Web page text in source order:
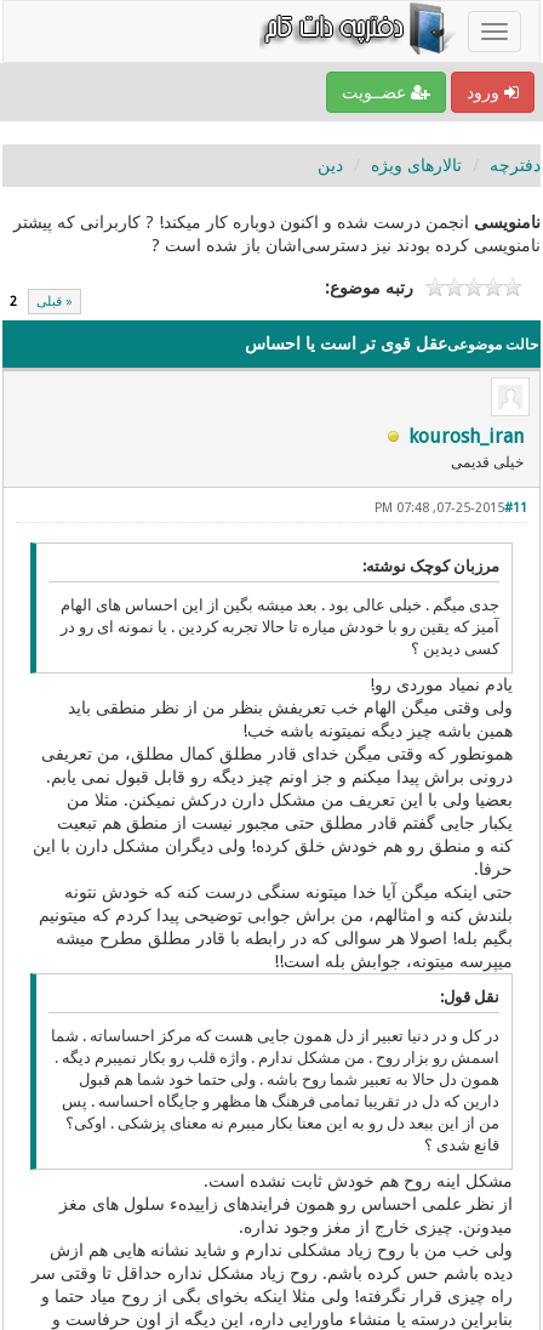
ورود عضــویت
دفترچه تالارهای ویژه دین
نامنویسی انجمن درست شده و اکنون دوباره کار میکند! ? کاربرانی که پیشتر
نامنویسی کرده بودند نیز دسترسی‌اشان باز شده است ?
« قبلی 2
رتبه موضوع:
حالت موضوعیعقل قوی تر است یا احساس
kourosh_iran
خیلی قدیمی
#11
07-25-2015, 07:48 PM
مرزبان کوچک نوشته:
جدی میگم . خیلی عالی بود . بعد میشه بگین از این احساس های الهام
آمیز که یقین رو با خودش میاره تا حالا تجربه کردین . یا نمونه ای رو در
کسی دیدین ؟
یادم نمیاد موردی رو!
ولی وقتی میگن الهام خب تعریفش بنظر من از نظر منطقی باید
همین باشه چیز دیگه نمیتونه باشه خب!
همونطور که وقتی میگن خدای قادر مطلق کمال مطلق، من تعریفی
درونی براش پیدا میکنم و جز اونم چیز دیگه رو قابل قبول نمی یابم.
بعضیا ولی با این تعریف من مشکل دارن درکش نمیکنن. مثلا من
یکبار جایی گفتم قادر مطلق حتی مجبور نیست از منطق هم تبعیت
کنه و منطق رو هم خودش خلق کرده! ولی دیگران مشکل دارن با این
حرفا.
حتی اینکه میگن آیا خدا میتونه سنگی درست کنه که خودش نتونه
بلندش کنه و امثالهم، من براش جوابی توضیحی پیدا کردم که میتونیم
بگیم بله! اصولا هر سوالی که در رابطه با قادر مطلق مطرح میشه
میپرسه میتونه، جوابش بله است!!
نقل قول:
در کل و در دنیا تعبیر از دل همون جایی هست که مرکز احساساته . شما
اسمش رو بزار روح . من مشکل ندارم . واژه قلب رو بکار نمیبرم دیگه .
همون دل حالا به تعبیر شما روح باشه . ولی حتما خود شما هم قبول
دارین که دل در تقریبا تمامی فرهنگ ها مظهر و جایگاه احساسه . پس
من از این ببعد دل رو به این معنا بکار میبرم نه معنای پزشکی . اوکی؟
قانع شدی ؟
مشکل اینه روح هم خودش ثابت نشده است.
از نظر علمی احساس رو همون فرایندهای زاییدهء سلول های مغز
میدونن. چیزی خارج از مغز وجود نداره.
ولی خب من با روح زیاد مشکلی ندارم و شاید نشانه هایی هم ازش
دیده باشم حس کرده باشم. روح زیاد مشکل نداره حداقل تا وقتی سر
راه چیزی قرار نگرفته! ولی مثلا اینکه بخوای بگی از روح میاد حتما و
بنابراین درسته یا منشاء ماورایی داره، این دیگه از اون حرفاست و